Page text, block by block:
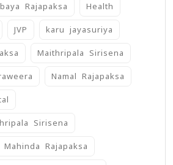
Rajapaksa Health
JVP karu jayasuriya
Maithripala Sirisena
Namal Rajapaksa
Sirisena
Rajapaksa